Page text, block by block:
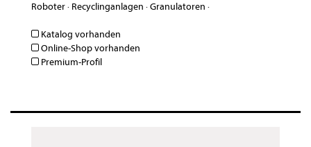
Roboter· Recyclinganlagen ·Granulatoren ·
Katalog vorhanden
Online-Shop vorhanden
Premium-Profil